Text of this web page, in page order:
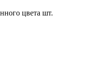
цвета шт.